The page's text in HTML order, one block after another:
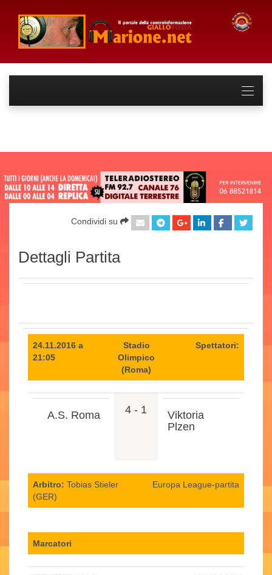
Condividi su
Dettagli Partita
24.11.2016 a
21:05
Stadio
Olimpico
(Roma)
Spettatori:
A.S. Roma 4 - 1
Viktoria
Plzen
Arbitro: Tobias Stieler
(GER)
Europa League-partita
Marcatori